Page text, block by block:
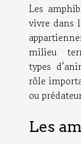
Les
vivre dans
milieu
types
rôle
ou
Les